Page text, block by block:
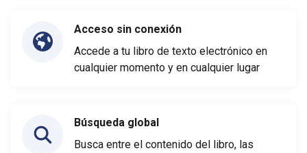
Acceso sin conexión
Accede a tu libro de texto electrónico en
cualquier momento y en cualquier lugar
Búsqueda global
Busca entre el contenido del libro, las